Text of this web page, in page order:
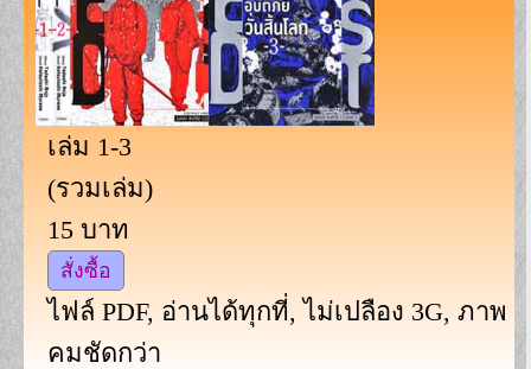
เล่ม 1-3
(รวมเล่ม)
15 บาท
สั่งซื้อ
ไฟล์ PDF, อ่านได้ทุกที่, ไม่เปลือง 3G, ภาพ
คมชัดกว่า